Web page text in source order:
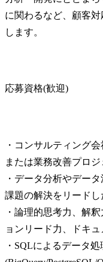
に関わるなど、顧客
します。
応募資格(歓迎)
・コンサルティング
または業務改善プロ
・データ分析やデー
課題の解決をリードし
・論理的思考力、解
ョンリード力、ドキ
・SQLによるデータ処